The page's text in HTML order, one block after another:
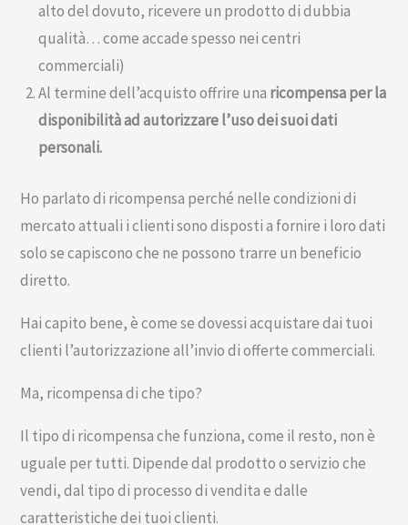
alto del dovuto, ricevere un prodotto di dubbia
qualità… come accade spesso nei centri
commerciali)
Al termine dell’acquisto offrire una ricompensa per la
disponibilità ad autorizzare l’uso dei suoi dati
personali.
Ho parlato di ricompensa perché nelle condizioni di
mercato attuali i clienti sono disposti a fornire i loro dati
solo se capiscono che ne possono trarre un beneficio
diretto.
Hai capito bene, è come se dovessi acquistare dai tuoi
clienti l’autorizzazione all’invio di offerte commerciali.
Ma, ricompensa di che tipo?
Il tipo di ricompensa che funziona, come il resto, non è
uguale per tutti. Dipende dal prodotto o servizio che
vendi, dal tipo di processo di vendita e dalle
caratteristiche dei tuoi clienti.